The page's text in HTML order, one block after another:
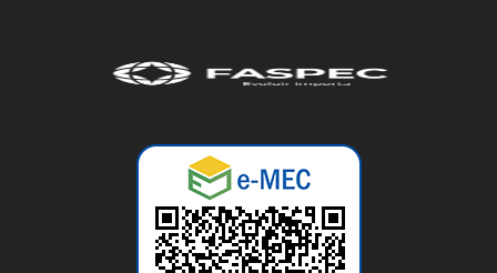
AUXILIAR EM RECURSOS
HUMANOS
PROFISSIONALIZANTE –
AUXILIAR EM
TRANSAÇÕES
IMOBILIÁRIAS
Inscreva-se